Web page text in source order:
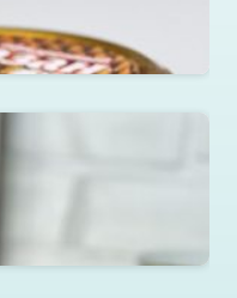
в ст.банке 220г.